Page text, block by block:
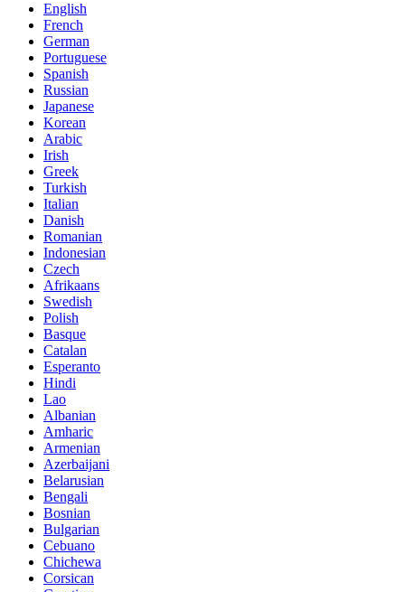
English
French
German
Portuguese
Spanish
Russian
Japanese
Korean
Arabic
Irish
Greek
Turkish
Italian
Danish
Romanian
Indonesian
Czech
Afrikaans
Swedish
Polish
Basque
Catalan
Esperanto
Hindi
Lao
Albanian
Amharic
Armenian
Azerbaijani
Belarusian
Bengali
Bosnian
Bulgarian
Cebuano
Chichewa
Corsican